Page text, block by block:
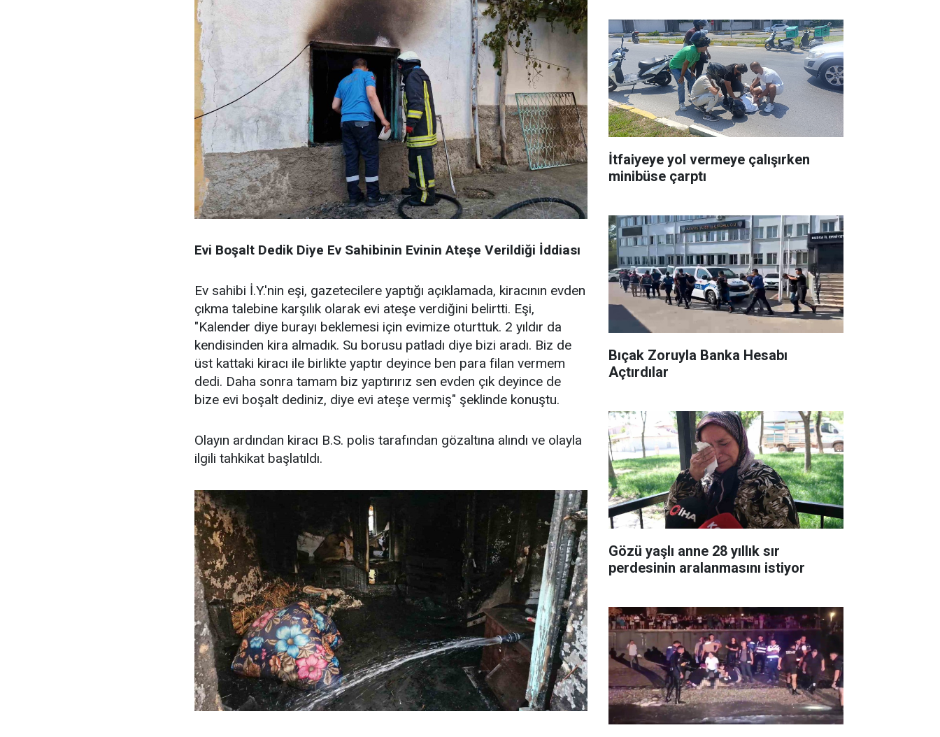
Evi Boşalt Dedik Diye Ev Sahibinin Evinin Ateşe Verildiği İddiası
Ev sahibi İ.Y.'nin eşi, gazetecilere yaptığı açıklamada, kiracının evden
çıkma talebine karşılık olarak evi ateşe verdiğini belirtti. Eşi,
"Kalender diye burayı beklemesi için evimize oturttuk. 2 yıldır da
kendisinden kira almadık. Su borusu patladı diye bizi aradı. Biz de
üst kattaki kiracı ile birlikte yaptır deyince ben para filan vermem
dedi. Daha sonra tamam biz yaptırırız sen evden çık deyince de
bize evi boşalt dediniz, diye evi ateşe vermiş" şeklinde konuştu.
Olayın ardından kiracı B.S. polis tarafından gözaltına alındı ve olayla
ilgili tahkikat başlatıldı.
İtfaiyeye yol vermeye çalışırken
minibüse çarptı
Bıçak Zoruyla Banka Hesabı
Açtırdılar
Gözü yaşlı anne 28 yıllık sır
perdesinin aralanmasını istiyor